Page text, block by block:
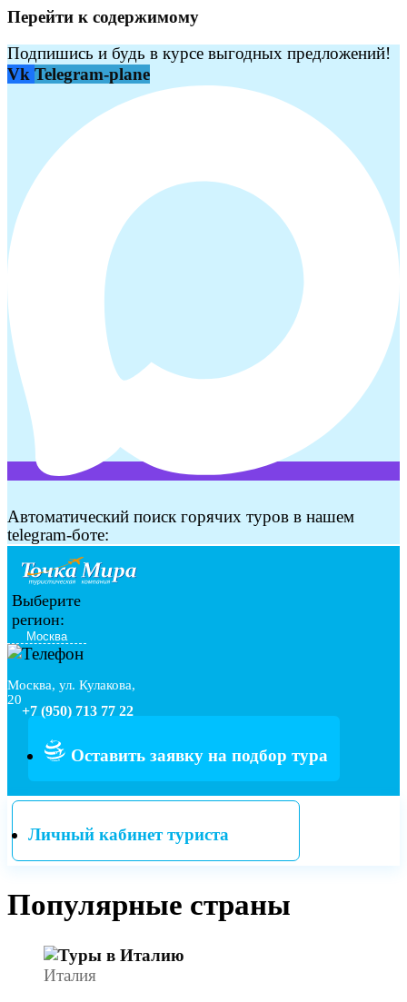
Перейти к содержимому
Подпишись и будь в курсе выгодных предложений!
Vk Telegram-plane
Автоматический поиск горячих туров в нашем
telegram-боте:
Выберите
регион:
Москва, ул. Кулакова,
20
+7 (950) 713 77 22
Оставить заявку на подбор тура
Личный кабинет туриста
Популярные страны
Италия